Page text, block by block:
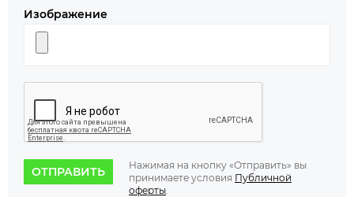
Изображение
ОТПРАВИТЬ
Нажимая на кнопку «Отправить» вы
принимаете условия Публичной
оферты